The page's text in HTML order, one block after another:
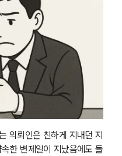
의뢰인은 친하게 지내던 지
한 변제일이 지났음에도 돌